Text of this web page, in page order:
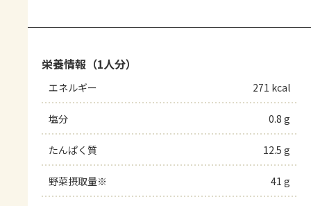
栄養情報（1人分）
エネルギー 271 kcal
塩分 0.8 g
たんぱく質 12.5 g
野菜摂取量※ 41 g